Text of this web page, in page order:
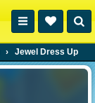
› Jewel Dress Up